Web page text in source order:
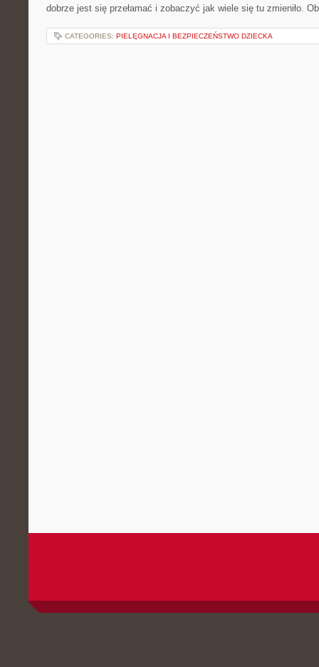
dobrze jest się przełamać i zobaczyć jak wiele się tu zmieniło.
CATEGORIES: PIELĘGNACJA I BEZPIECZEŃSTWO DZIECKA